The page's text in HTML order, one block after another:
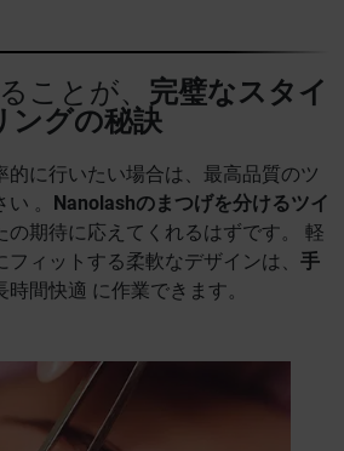
ことが、 完璧なスタイ
ングの秘訣
的に行いたい場合は、最高品質のツ
。
Nanolashのまつげを分けるツイ
の期待に応えてくれるはずです。 軽
ィットする柔軟なデザインは、 手
時間快適 に作業できます。